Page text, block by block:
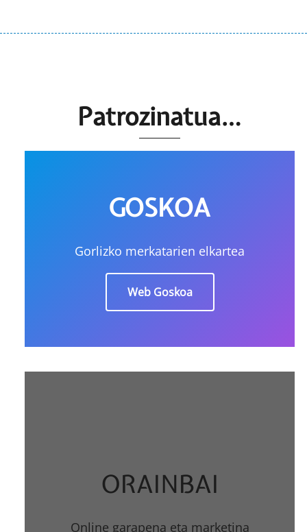
Patrozinatua…
GOSKOA
Gorlizko merkatarien elkartea
Web Goskoa
ORAINBAI
Online garapena eta marketina